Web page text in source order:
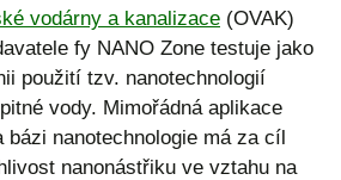
vodárny a kanalizace (OVAK)
fy NANO Zone testuje jako
použití tzv. nanotechnologií
vody. Mimořádná aplikace
bázi nanotechnologie má za cíl
nanonástřiku ve vztahu na